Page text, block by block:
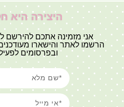
היצירה היא
אני מזמינה אתכם להירשם
הרשמו לאתר והישארו
ובפרסומים